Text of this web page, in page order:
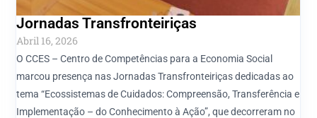
Jornadas Transfronteiriças
Abril 16, 2026
O CCES – Centro de Competências para a Economia Social
marcou presença nas Jornadas Transfronteiriças dedicadas ao
tema “Ecossistemas de Cuidados: Compreensão, Transferência e
Implementação – do Conhecimento à Ação”, que decorreram no